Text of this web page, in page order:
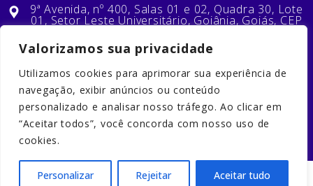
Valorizamos sua privacidade
Utilizamos cookies para aprimorar sua experiência de
navegação, exibir anúncios ou conteúdo
personalizado e analisar nosso tráfego. Ao clicar em
“Aceitar todos”, você concorda com nosso uso de
cookies.
Personalizar Rejeitar Aceitar tudo
9ª Avenida, nº 400, Salas 01 e 02, Quadra 30, Lote
01, Setor Leste Universitário, Goiânia, Goiás, CEP
Nossas Redes Sociais
2023 © Copyright. Todos os direitos reservados. Desenvolvido por